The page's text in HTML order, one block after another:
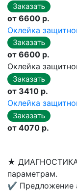
от 6600 р.
Оклейка
от 6600 р.
Оклейка
от 3410 р.
Оклейка
от 4070 р.
★ ДИАГНОСТИКА
параметрам.
✔ Предложение